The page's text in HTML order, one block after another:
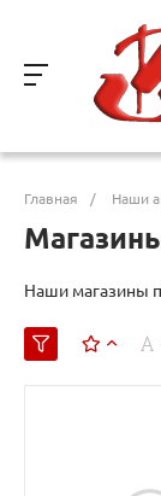
Главная / Наши
Наши магазины